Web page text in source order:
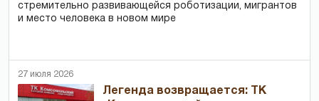
стремительно развивающейся роботизации, мигрантов
и место человека в новом мире
27 июля 2026
Легенда возвращается: ТК